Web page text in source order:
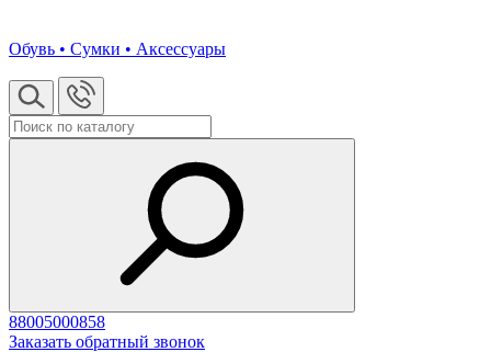
Обувь • Сумки • Аксессуары
88005000858
Заказать обратный звонок